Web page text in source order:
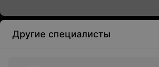
Другие специалисты